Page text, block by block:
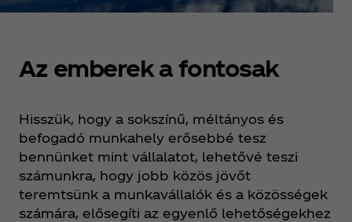
Az emberek a fontosak
Hisszük, hogy a sokszínű, méltányos és
befogadó munkahely erősebbé tesz
bennünket mint vállalatot, lehetővé teszi
számunkra, hogy jobb közös jövőt
teremtsünk a munkavállalók és a közösségek
számára, elősegíti az egyenlő lehetőségekhez